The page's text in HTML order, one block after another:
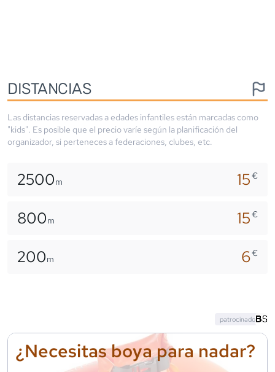
DISTANCIAS
Las distancias reservadas a edades infantiles están marcadas como
"kids". Es posible que el precio varíe según la planificación del
organizador, si perteneces a federaciones, clubes, etc.
2500m 15€
800m 15€
200m 6€
¿Necesitas boya para nadar?
patrocinado